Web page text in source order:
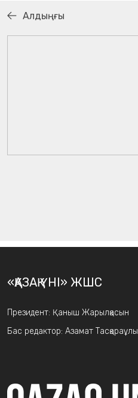
Алдыңғы
«ҚАЗАҚ ҮНІ» ЖШС
Президент: Қаныш Жарылқасын
Бас редактор: Азамат Тасқараұлы